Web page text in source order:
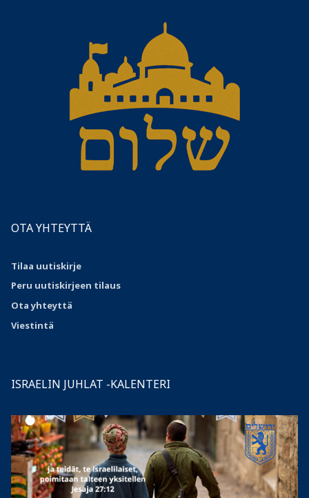
OTA YHTEYTTÄ
Tilaa uutiskirje
Peru uutiskirjeen tilaus
Otayhteyttä
Viestintä
ISRAELIN JUHLAT -KALENTERI